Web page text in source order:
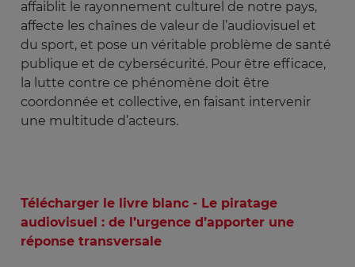
affaiblit le rayonnement culturel de notre pays,
affecte les chaînes de valeur de l’audiovisuel et
du sport, et pose un véritable problème de santé
publique et de cybersécurité. Pour être efficace,
la lutte contre ce phénomène doit être
coordonnée et collective, en faisant intervenir
une multitude d’acteurs.
Télécharger le livre blanc - Le piratage
audiovisuel : de l’urgence d’apporter une
réponse transversale